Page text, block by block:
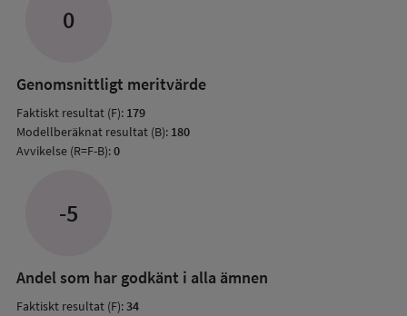
0
Genomsnittligt meritvärde
Faktiskt resultat (F): 179
Modellberäknat resultat (B): 180
Avvikelse (R=F-B):0
-5
Andel som har godkänt i alla ämnen
Faktiskt resultat (F):34